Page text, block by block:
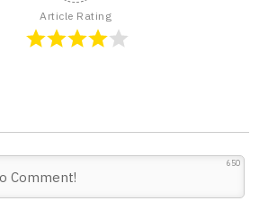
Article Rating
650